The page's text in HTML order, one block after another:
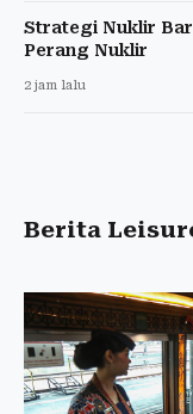
Strategi Nuklir
Perang Nuklir
2 jam lalu
Berita